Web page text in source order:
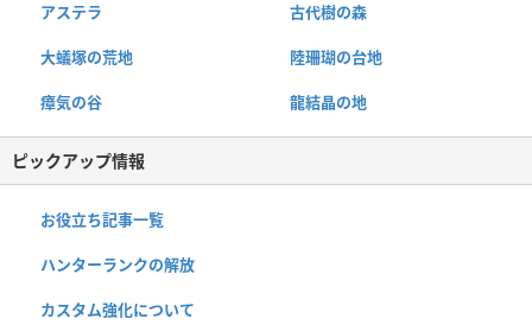
アステラ 古代樹の森
大蟻塚の荒地 陸珊瑚の台地
瘴気の谷 龍結晶の地
ピックアップ情報
お役立ち記事一覧
ハンターランクの解放
カスタム強化について